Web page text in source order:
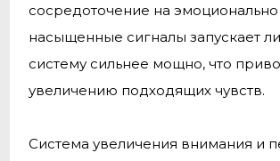
сосредоточение на эмоционально
насыщенные сигналы запускает
систему сильнее мощно, что
увеличению подходящих чувств.
Система увеличения внимания и